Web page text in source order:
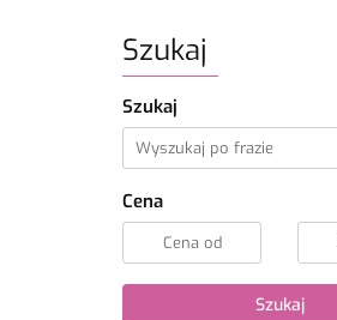
Szukaj
Szukaj
Cena
Szukaj